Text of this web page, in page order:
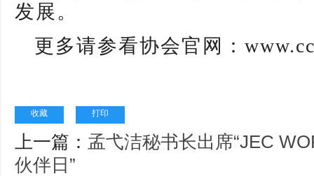
发展。
更多请参看协会官网：
收藏 打印
上一篇： 孟弋洁秘书长出席“JEC
伙伴日”